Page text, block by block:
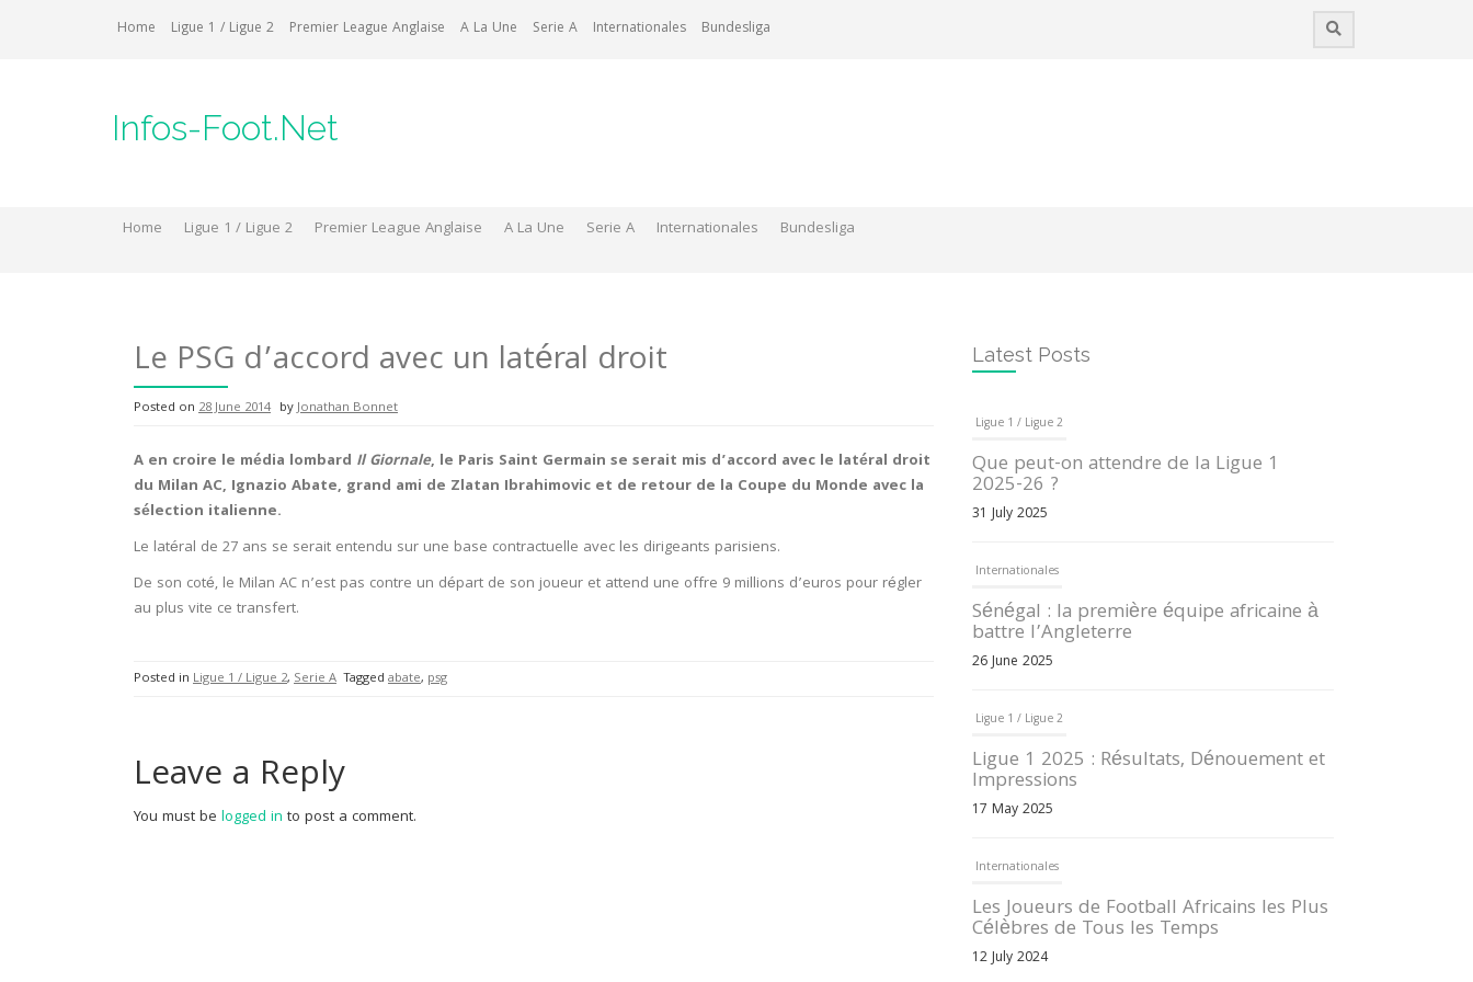
Home Ligue 1 / Ligue 2 Premier League Anglaise A La Une Serie A Internationales Bundesliga
Infos-Foot.Net
Home Ligue 1 / Ligue 2 Premier League Anglaise A La Une Serie A Internationales Bundesliga
Le PSG d’accord avec un latéral droit
Posted on 28 June 2014 byJonathan Bonnet
A en croire le média lombard Il Giornale, le Paris Saint Germain se serait mis d’accord avec le latéral droit
du Milan AC, Ignazio Abate, grand ami de Zlatan Ibrahimovic et de retour de la Coupe du Monde avec la
sélection italienne.
Le latéral de 27 ans se serait entendu sur une base contractuelle avec les dirigeants parisiens.
De son coté, le Milan AC n’est pas contre un départ de son joueur et attend une offre 9 millions d’euros pour régler
au plus vite ce transfert.
Posted in Ligue 1 / Ligue 2, Serie A Tagged abate, psg
Leave a Reply
You must be logged in to post a comment.
Latest Posts
Ligue 1 / Ligue 2
Que peut-on attendre de la Ligue 1
2025-26 ?
31 July 2025
Internationales
Sénégal : la première équipe africaine à
battre l’Angleterre
26 June 2025
Ligue 1 / Ligue 2
Ligue 1 2025 : Résultats, Dénouement et
Impressions
17 May 2025
Internationales
Les Joueurs de Football Africains les Plus
Célèbres de Tous les Temps
12 July 2024